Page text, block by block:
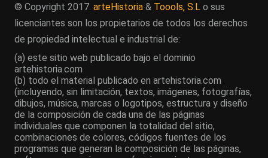
© Copyright 2017. arteHistoria & Toools, S.L o sus
licenciantes son los propietarios de todos los derechos
de propiedad intelectual e industrial de:
(a) este sitio web publicado bajo el dominio
artehistoria.com
(b) todo el material publicado en artehistoria.com
(incluyendo, sin limitación, textos, imágenes, fotografías,
dibujos, música, marcas o logotipos, estructura y diseño
de la composición de cada una de las páginas
individuales que componen la totalidad del sitio,
combinaciones de colores, códigos fuentes de los
programas que generan la composición de las páginas,